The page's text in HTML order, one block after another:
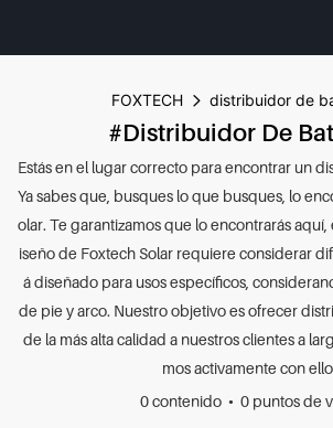
FOXTECH distribuidor de
#distribuidor De
Estás en el lugar correcto para encontrar un
Ya sabes que, busques lo que busques, lo
olar. Te garantizamos que lo encontrarás aquí,
iseño de Foxtech Solar requiere considerar
á diseñado para usos específicos,
de pie y arco. Nuestro objetivo es ofrecer
de la más alta calidad a nuestros clientes a
mos activamente con ello
0 contenido
0 puntos de